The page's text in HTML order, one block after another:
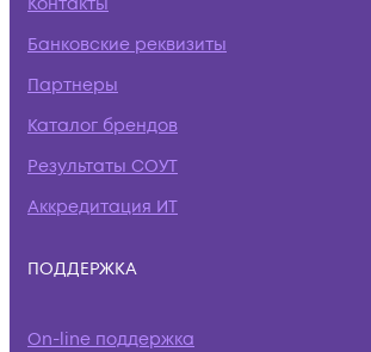
Банковские реквизиты
Партнеры
Каталог брендов
Результаты СОУТ
Аккредитация ИТ
ПОДДЕРЖКА
On-line поддержка